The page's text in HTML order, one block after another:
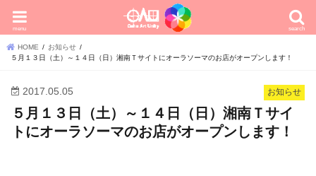
search
menu
HOME
お知らせ
５月１３日（土）～１４日（日）湘南Ｔサイトにオーラソーマのお店がオープンします！
お知らせ
2017.05.05
５月１３日（土）～１４日（日）湘南Ｔサイ
トにオーラソーマのお店がオープンします！